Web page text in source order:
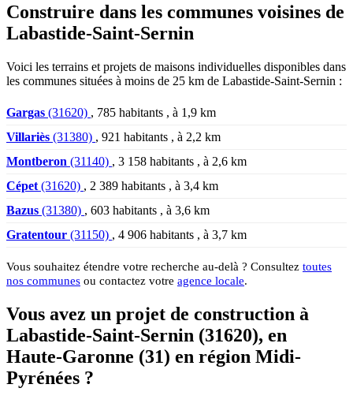
Construire dans les communes voisines de
Labastide-Saint-Sernin
Voici les terrains et projets de maisons individuelles disponibles dans
les communes situées à moins de 25 km de Labastide-Saint-Sernin :
Gargas (31620) , 785 habitants , à 1,9 km
Villariès (31380) , 921 habitants , à 2,2 km
Montberon (31140) , 3 158 habitants , à 2,6 km
Cépet (31620) , 2 389 habitants , à 3,4 km
Bazus (31380) , 603 habitants , à 3,6 km
Gratentour (31150) , 4 906 habitants , à 3,7 km
Vous souhaitez étendre votre recherche au-delà ? Consultez toutes
nos communes ou contactez votre agence locale.
Vous avez un projet de construction à
Labastide-Saint-Sernin (31620), en
Haute-Garonne (31) en région Midi-
Pyrénées ?